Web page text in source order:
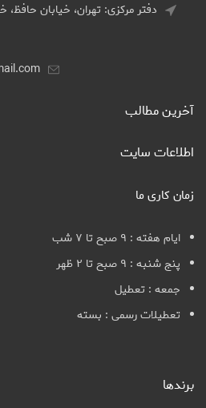
دفتر مرکزی: تهران، خیابان حافظ،
آخرین مطالب
اطلاعات سایت
زمان کاری ما
ایام هفته : ۹ صبح تا ۷ شب
پنج شنبه : ۹ صبح تا ۲ ظهر
جمعه : تعطیل
تعطیلات رسمی : بسته
برندها